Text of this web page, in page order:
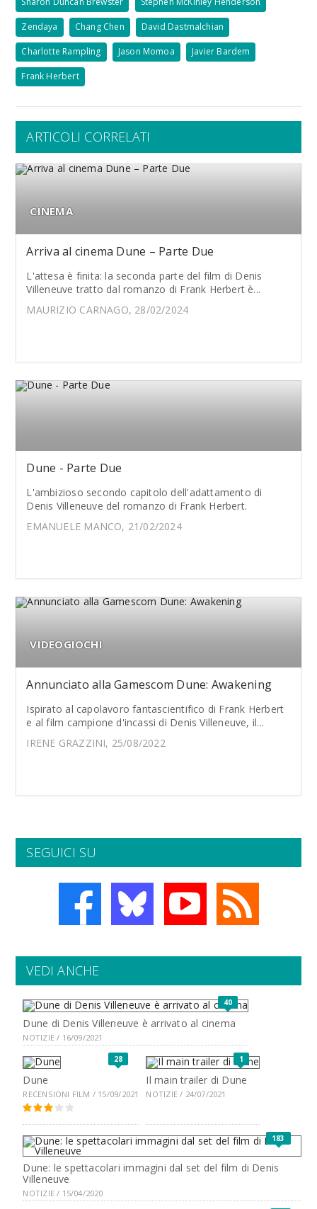
Zendaya Chang Chen David Dastmalchian
Charlotte Rampling Jason Momoa Javier Bardem
Frank Herbert
ARTICOLI CORRELATI
CINEMA
Arriva al cinema Dune – Parte Due
L'attesa è finita: la seconda parte del film di Denis
Villeneuve tratto dal romanzo di Frank Herbert è...
MAURIZIO CARNAGO, 28/02/2024
Dune - Parte Due
L'ambizioso secondo capitolo dell'adattamento di
Denis Villeneuve del romanzo di Frank Herbert.
EMANUELE MANCO, 21/02/2024
VIDEOGIOCHI
Annunciato alla Gamescom Dune: Awakening
Ispirato al capolavoro fantascientifico di Frank Herbert
e al film campione d'incassi di Denis Villeneuve, il...
IRENE GRAZZINI, 25/08/2022
SEGUICI SU
VEDI ANCHE
40
Dune di Denis Villeneuve è arrivato al cinema
NOTIZIE / 16/09/2021
28
Dune
RECENSIONI FILM / 15/09/2021
1
Il main trailer di Dune
NOTIZIE / 24/07/2021
183
Dune: le spettacolari immagini dal set del film di Denis
Villeneuve
NOTIZIE / 15/04/2020